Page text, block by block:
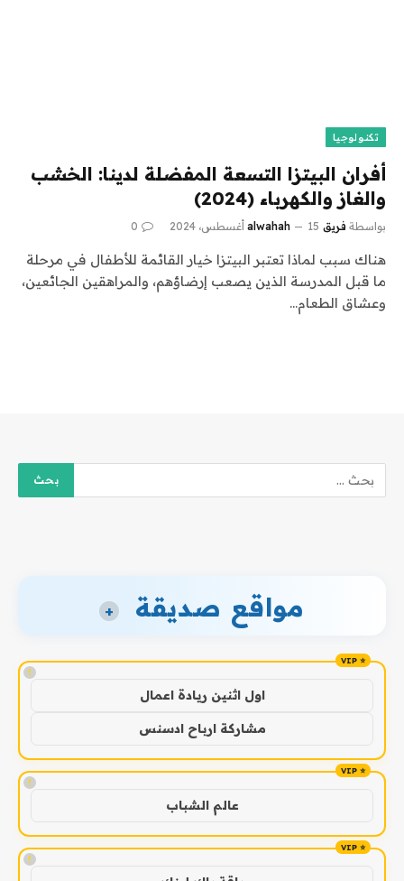
تكنولوجيا
أفران البيتزا التسعة المفضلة لدينا: الخشب
والغاز والكهرباء (2024)
بواسطة فريق alwahah 15 أغسطس، 2024 0
هناك سبب لماذا تعتبر البيتزا خيار القائمة للأطفال في مرحلة
ما قبل المدرسة الذين يصعب إرضاؤهم، والمراهقين الجائعين،
وعشاق الطعام…
مواقع صديقة +
!
اول اثنين ريادة اعمال
مشاركة ارباح ادسنس
!
عالم الشباب
!